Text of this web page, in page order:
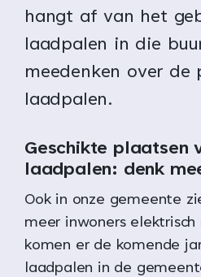
hangt af van het
laadpalen in die
meedenken over de
laadpalen.
Geschikte plaatsen
laadpalen: denk
Ook in onze gemeente
meer inwoners elektrisch
komen er de komende
laadpalen in de